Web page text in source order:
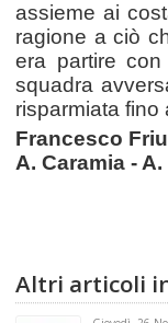
assieme ai
ragione a ciò
era partire
squadra
risparmiata fino
Francesco
A. Caramia -
Altri articoli